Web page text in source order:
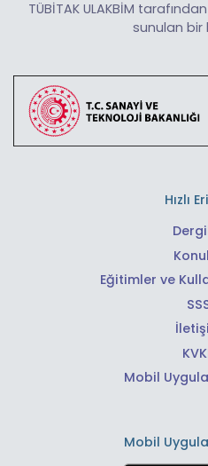
TÜBİTAK ULAKBİM
sunulan bir
Hızlı
Eğitimler ve
Mobil
Mobil